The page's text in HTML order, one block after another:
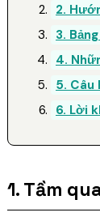
2.
3.
4.
5. Câu
6. Lời
1. Tầm